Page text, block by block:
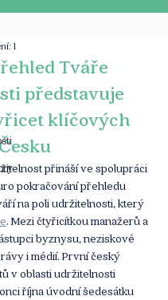
Tváře
představuje
klíčových
1
přináší ve spolupráci
pokračování přehledu
na poli udržitelnosti, který
. Mezi čtyřicítkou manažerů a
byznysu, neziskové
i médií. První český
v oblasti udržitelnosti
října úvodní šedesátku